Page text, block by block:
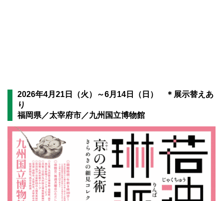
2026年4月21日（火）～6月14日（日） ＊展示替えあ
り
福岡県／太宰府市／九州国立博物館